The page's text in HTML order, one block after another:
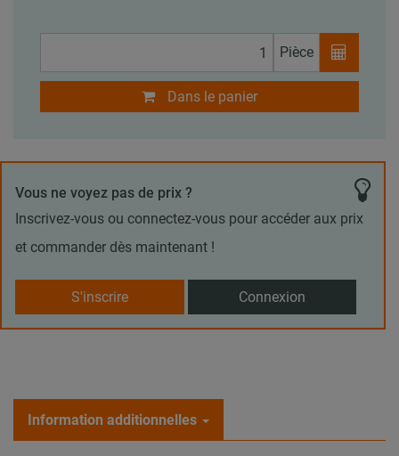
Pièce
Dans le panier
Vous ne voyez pas de prix ?
Inscrivez-vous ou connectez-vous pour accéder aux prix
et commander dès maintenant !
S'inscrire Connexion
Information additionnelles